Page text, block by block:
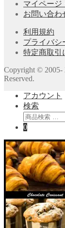
マイページ
お問い合わ
利用規約
プライバシ
特定商取引
Copyright ©
Reserved.
アカウント
検索
検
索
象:
0